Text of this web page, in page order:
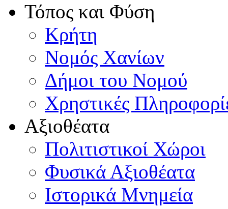
Τόπος και Φύση
Κρήτη
Νομός Χανίων
Δήμοι του Νομού
Χρηστικές
Αξιοθέατα
Πολιτιστικοί Χώροι
Φυσικά Αξιοθέατα
Ιστορικά Μνημεία